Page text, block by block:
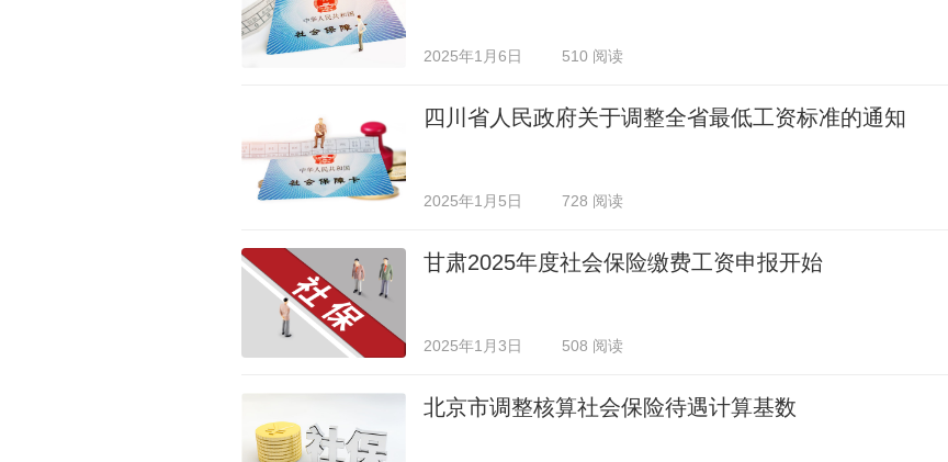
2025年1月6日 510 阅读
四川省人民政府关于调整全省最低工资标准的通知
2025年1月5日 728 阅读
甘肃2025年度社会保险缴费工资申报开始
2025年1月3日 508 阅读
北京市调整核算社会保险待遇计算基数